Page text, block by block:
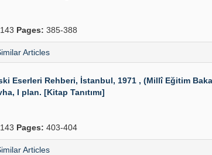
Pages: 385-388
Articles
Eserleri Rehberi, İstanbul, 1971 , (Millî Eğitim
I plan. [Kitap Tanıtımı]
Pages: 403-404
Articles